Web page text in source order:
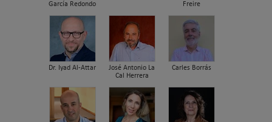
García Redondo
Freire
Dr. Iyad Al-Attar
José Antonio La
Cal Herrera
Carles Borrás